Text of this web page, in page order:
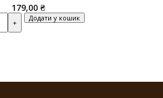
179,00 ₴
Додати у кошик